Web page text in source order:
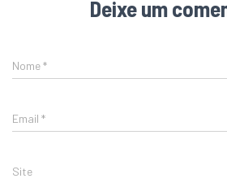
Deixe um
Nome*
Email *
Site